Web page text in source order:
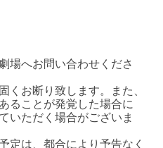
場へお問い合わせくださ
くお断り致します。また、
ることが発覚した場合に
いただく場合がございま
定は、都合により予告なく